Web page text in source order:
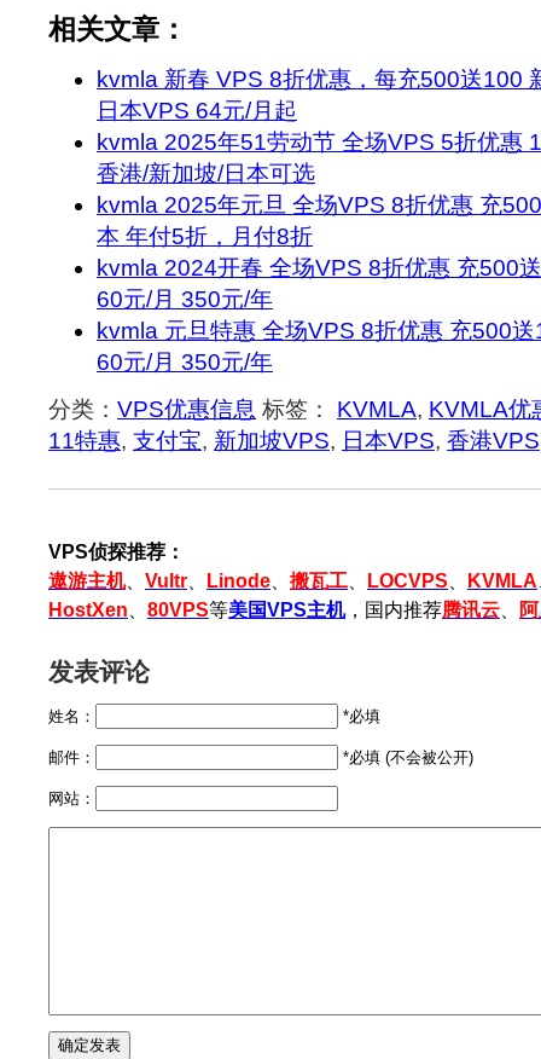
相关文章：
kvmla 新春 VPS 8折优惠，每充500送100
日本VPS 64元/月起
kvmla 2025年51劳动节 全场VPS 5折优惠
香港/新加坡/日本可选
kvmla 2025年元旦 全场VPS 8折优惠 充
本 年付5折，月付8折
kvmla 2024开春 全场VPS 8折优惠 充500
60元/月 350元/年
kvmla 元旦特惠 全场VPS 8折优惠 充500
60元/月 350元/年
分类： VPS优惠信息 标签： KVMLA, KVMLA优
11特惠, 支付宝, 新加坡VPS, 日本VPS, 香港VPS
VPS侦探推荐：
遨游主机、 Vultr Linode 搬瓦工 LOCVPS KVMLA
HostXen
80VPS等美国VPS主机，国内推荐腾讯云
发表评论
姓名： *必填
邮件： *必填 (不会被公开)
网站：